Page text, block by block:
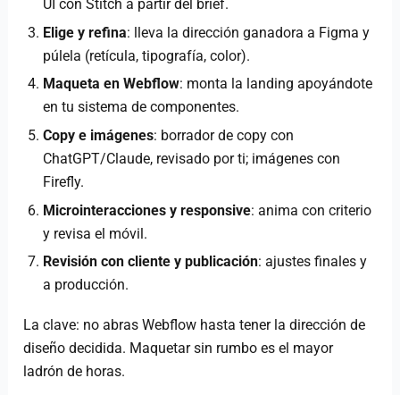
UI con Stitch a partir del brief.
Elige y refina: lleva la dirección ganadora a Figma y
púlela (retícula, tipografía, color).
Maqueta en Webflow: monta la landing apoyándote
en tu sistema de componentes.
Copy e imágenes: borrador de copy con
ChatGPT/Claude, revisado por ti; imágenes con
Firefly.
Microinteracciones y responsive: anima con criterio
y revisa el móvil.
Revisión con cliente y publicación: ajustes finales y
a producción.
La clave: no abras Webflow hasta tener la dirección de
diseño decidida. Maquetar sin rumbo es el mayor
ladrón de horas.